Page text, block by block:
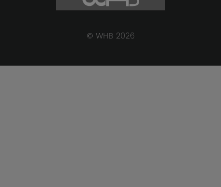
© WHB 2026